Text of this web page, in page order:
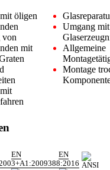
öligen
von
mit
Umgang mit
Allgemeine
Montage
EN
EN
388:2016